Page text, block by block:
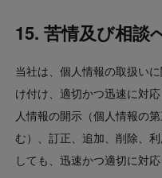
15. 苦情及び相談
当社は、個人情報の取扱い
け付け、適切かつ迅速に対
人情報の開示（個人情報の
む）、訂正、追加、削除、
しても、迅速かつ適切に対応